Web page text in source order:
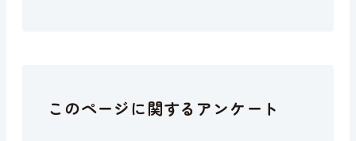
このページに関するアンケート